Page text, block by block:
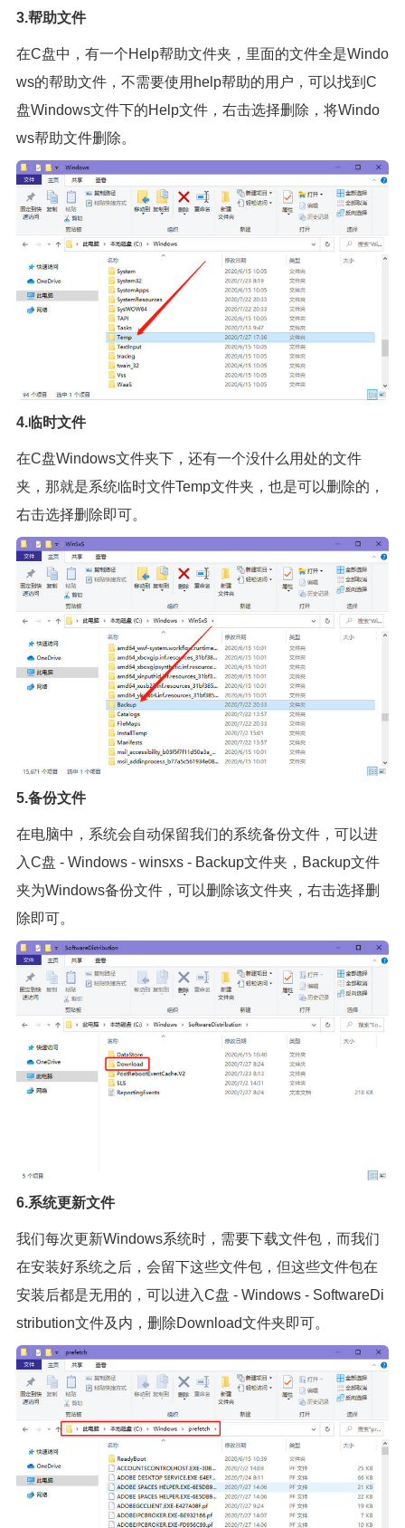
3.帮助文件
在C盘中，有一个Help帮助文件夹，里面的文件全是Windo
ws的帮助文件，不需要使用help帮助的用户，可以找到C
盘Windows文件下的Help文件，右击选择删除，将Windo
ws帮助文件删除。
4.临时文件
在C盘Windows文件夹下，还有一个没什么用处的文件
夹，那就是系统临时文件Temp文件夹，也是可以删除的，
右击选择删除即可。
5.备份文件
在电脑中，系统会自动保留我们的系统备份文件，可以进
入C盘 - Windows - winsxs - Backup文件夹，Backup文件
夹为Windows备份文件，可以删除该文件夹，右击选择删
除即可。
6.系统更新文件
我们每次更新Windows系统时，需要下载文件包，而我们
在安装好系统之后，会留下这些文件包，但这些文件包在
安装后都是无用的，可以进入C盘 - Windows - SoftwareDi
stribution文件及内，删除Download文件夹即可。